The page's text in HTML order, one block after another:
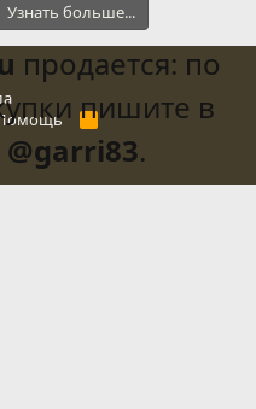
R
S
Узнать больше...
продается: по
пишите в
@garri83.